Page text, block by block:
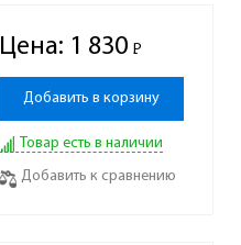
Цена: 1 830 Р
-
Добавить в корзину
Товар есть в наличии
Добавить к сравнению